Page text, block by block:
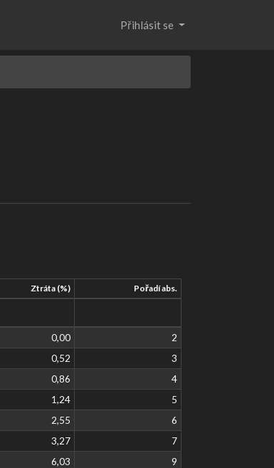
Přihlásit se
Ztráta (%) Pořadí abs.
0,00
2
0,52
3
0,86
4
1,24
5
2,55
6
3,27
7
6,03
9